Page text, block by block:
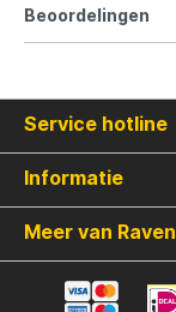
Beoordelingen
Service hotline
Informatie
Meer van Raven